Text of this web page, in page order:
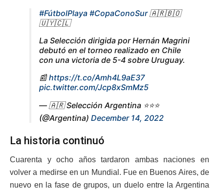
#FútbolPlaya #CopaConoSur🇦🇷🇧🇴
🇺🇾🇨🇱
La Selección dirigida por Hernán Magrini
debutó en el torneo realizado en Chile
con una victoria de 5-4 sobre Uruguay.
📰https://t.co/Amh4L9aE37
pic.twitter.com/Jcp8xSmMz5
— 🇦🇷 Selección Argentina ⭐⭐⭐
(@Argentina) December 14, 2022
La historia continuó
Cuarenta y ocho años tardaron ambas naciones en
volver a medirse en un Mundial. Fue en Buenos Aires, de
nuevo en la fase de grupos, un duelo entre la Argentina